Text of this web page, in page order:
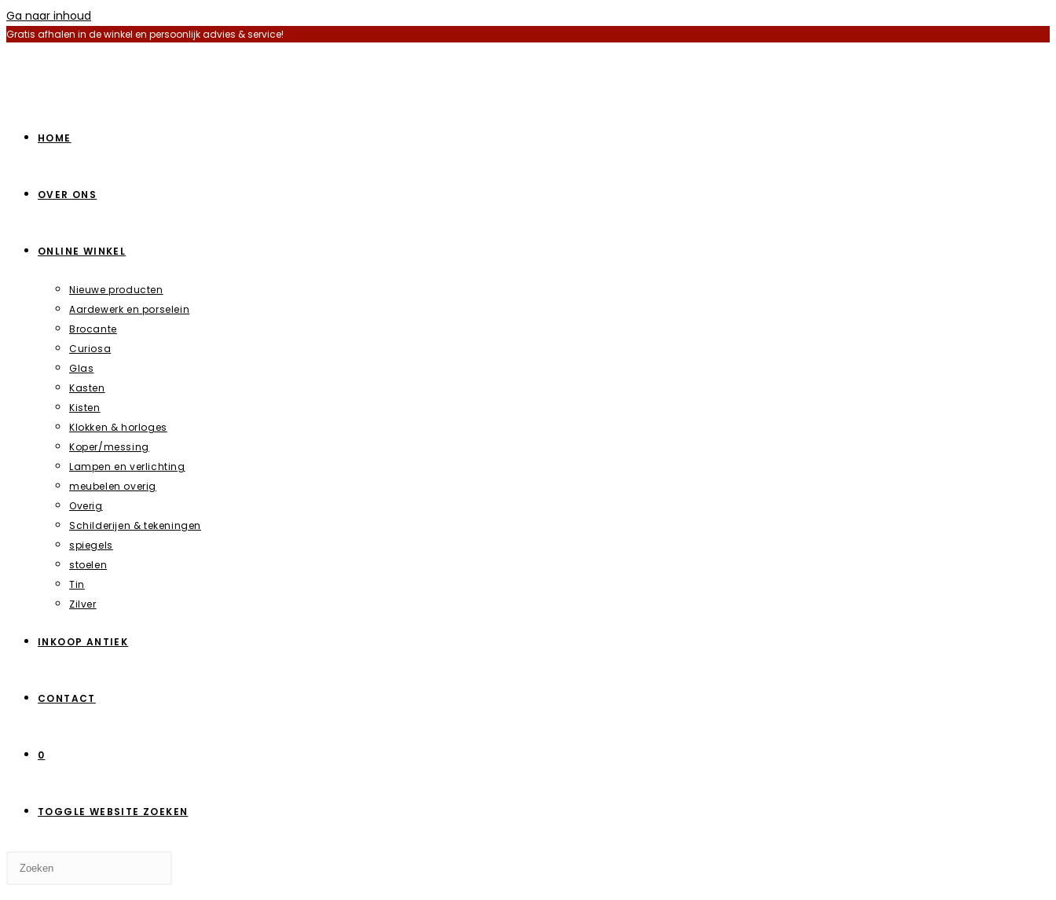
Ga naar inhoud
Gratis afhalen in de winkel en persoonlijk advies & service!
HOME
OVER ONS
ONLINE WINKEL
Nieuwe producten
Aardewerk en porselein
Brocante
Curiosa
Glas
Kasten
Kisten
Klokken & horloges
Koper/messing
Lampen en verlichting
meubelen overig
Overig
Schilderijen & tekeningen
spiegels
stoelen
Tin
Zilver
INKOOP ANTIEK
CONTACT
0
TOGGLE WEBSITE ZOEKEN